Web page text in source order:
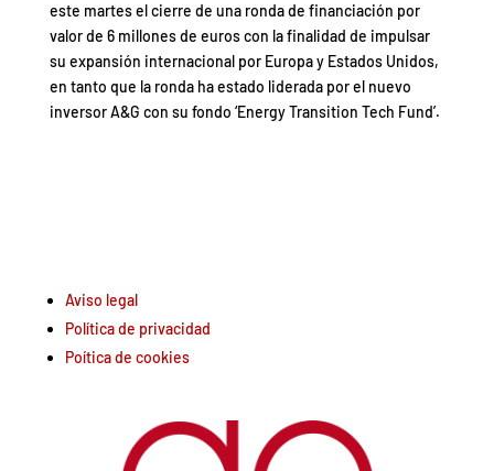
este martes el cierre de una ronda de financiación por
valor de 6 millones de euros con la finalidad de impulsar
su expansión internacional por Europa y Estados Unidos,
en tanto que la ronda ha estado liderada por el nuevo
inversor A&G con su fondo ‘Energy Transition Tech Fund’.
Aviso legal
Política de privacidad
Poítica de cookies